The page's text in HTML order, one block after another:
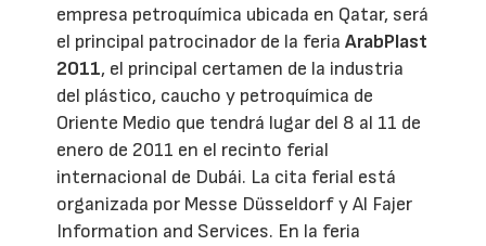
empresa petroquímica ubicada en Qatar, será
el principal patrocinador de la feriaArabPlast
2011, el principal certamen de la industria
del plástico, caucho y petroquímica de
Oriente Medio que tendrá lugar del 8 al 11 de
enero de 2011 en el recinto ferial
internacional de Dubái. La cita ferial está
organizada por Messe Düsseldorf y Al Fajer
Information and Services. En la feria